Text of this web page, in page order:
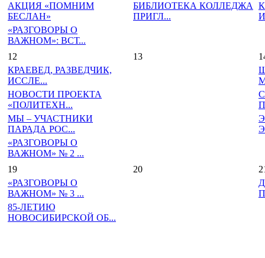
АКЦИЯ «ПОМНИМ
БЕСЛАН»
«РАЗГОВОРЫ О
ВАЖНОМ»: ВСТ...
БИБЛИОТЕКА КОЛЛЕДЖА
ПРИГЛ...
12
КРАЕВЕД, РАЗВЕДЧИК,
ИССЛЕ...
НОВОСТИ ПРОЕКТА
«ПОЛИТЕХН...
МЫ – УЧАСТНИКИ
ПАРАДА РОС...
«РАЗГОВОРЫ О
ВАЖНОМ» № 2 ...
13
19
«РАЗГОВОРЫ О
ВАЖНОМ» № 3 ...
85-ЛЕТИЮ
НОВОСИБИРСКОЙ ОБ...
20